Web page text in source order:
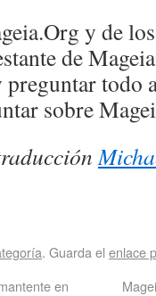
y de
de
todo
sobre
. Guarda el enlace
en